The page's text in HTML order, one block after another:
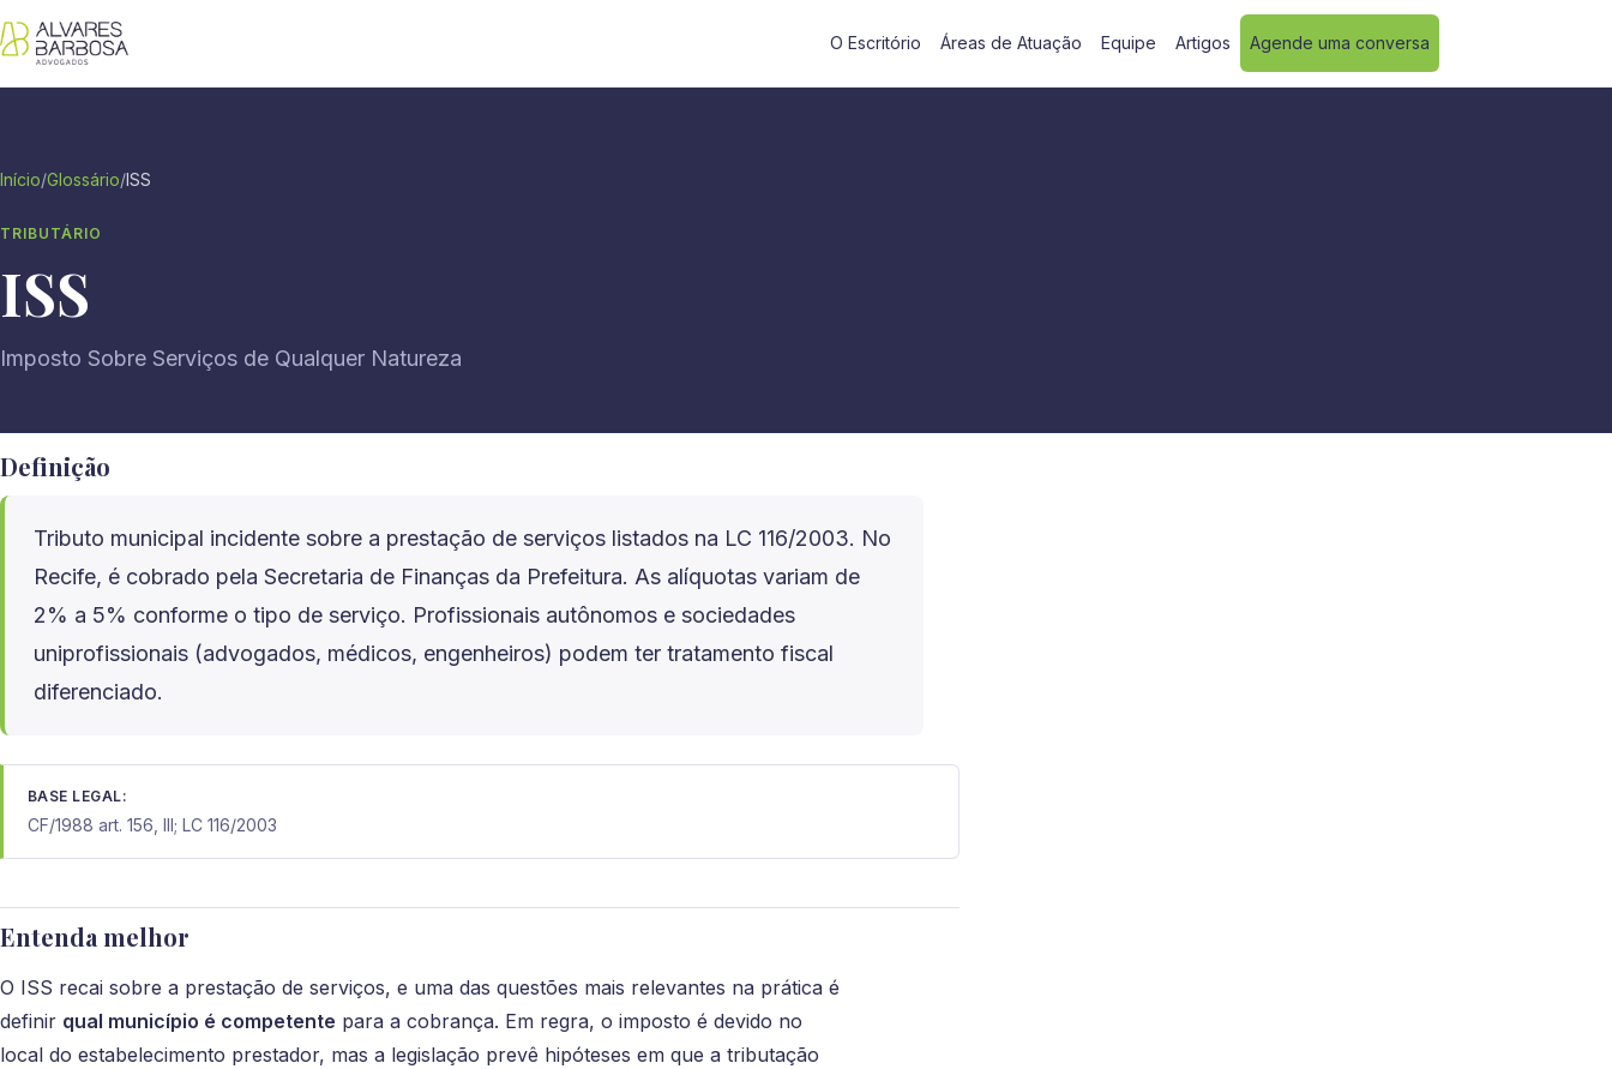
O Escritório Áreas de Atuação Equipe Artigos Agende uma conversa
Início/Glossário/ISS
TRIBUTÁRIO
ISS
Imposto Sobre Serviços de Qualquer Natureza
Definição
Tributo municipal incidente sobre a prestação de serviços listados na LC 116/2003. No
Recife, é cobrado pela Secretaria de Finanças da Prefeitura. As alíquotas variam de
2% a 5% conforme o tipo de serviço. Profissionais autônomos e sociedades
uniprofissionais (advogados, médicos, engenheiros) podem ter tratamento fiscal
diferenciado.
BASE LEGAL:
CF/1988 art. 156, III; LC 116/2003
Entenda melhor
O ISS recai sobre a prestação de serviços, e uma das questões mais relevantes na prática é
definir qual município é competente para a cobrança. Em regra, o imposto é devido no
local do estabelecimento prestador, mas a legislação prevê hipóteses em que a tributação